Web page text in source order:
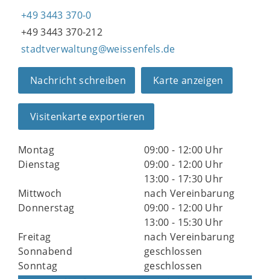
+49 3443 370-0
+49 3443 370-212
stadtverwaltung@weissenfels.de
Nachricht schreiben Karte anzeigen
Visitenkarte exportieren
Montag
09:00 - 12:00 Uhr
Dienstag
09:00 - 12:00 Uhr
13:00 - 17:30 Uhr
Mittwoch
nach Vereinbarung
Donnerstag
09:00 - 12:00 Uhr
13:00 - 15:30 Uhr
Freitag
nach Vereinbarung
Sonnabend
geschlossen
Sonntag
geschlossen